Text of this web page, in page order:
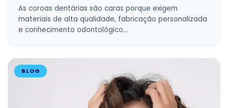
As coroas dentárias são caras porque exigem
materiais de alta qualidade, fabricação personalizada
e conhecimento odontológico…
BLOG